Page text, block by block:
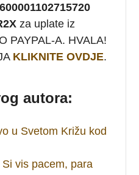
za uplate iz
PAYPAL-A. HVALA!
KLIKNITE OVDJE.
autora:
u Svetom Križu kod
vis pacem, para